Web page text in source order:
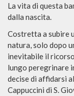
La vita di questa
dalla nascita.
Costretta a subire
natura, solo dopo
inevitabile il
lungo peregrinare
decise di affidarsi
Cappuccini di S.